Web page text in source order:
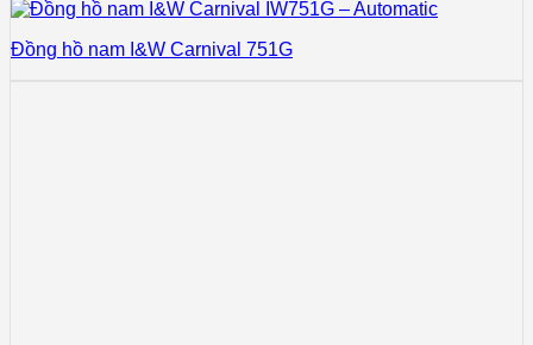
Đồng hồ nam I&W Carnival 751G